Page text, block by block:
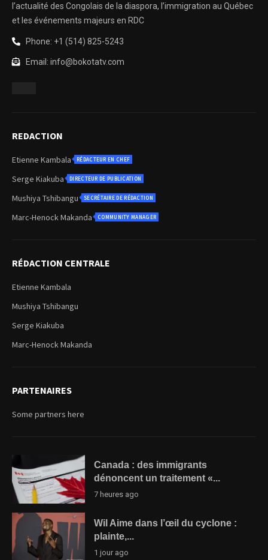
l’actualité des Congolais de la diaspora, l’immigration au Québec
et les événements majeurs en RDC
Phone: +1 (514) 825-5243
Email: info@bokotatv.com
REDACTION
Etienne Kambala RÉDACTEUR EN CHEF
Serge Kiakuba DIRECTEUR DE PUBLICATION
Mushiya Tshibangu SECRÉTAIRE DE RÉDACTION
Marc-Henock Makanda COMMUNITY MANAGER
RÉDACTION CENTRALE
Etienne Kambala
Mushiya Tshibangu
Serge Kiakuba
Marc-Henock Makanda
PARTENAIRES
Some partners here
Canada : des immigrants
dénoncent un traitement «...
7 heures ago
Wil Aime dans l’œil du cyclone :
plainte,...
1 jour ago